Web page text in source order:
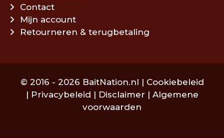
Contact
Mijn account
Retourneren & terugbetaling
© 2016 - 2026 BaitNation.nl | Cookiebeleid
| Privacybeleid | Disclaimer | Algemene
voorwaarden